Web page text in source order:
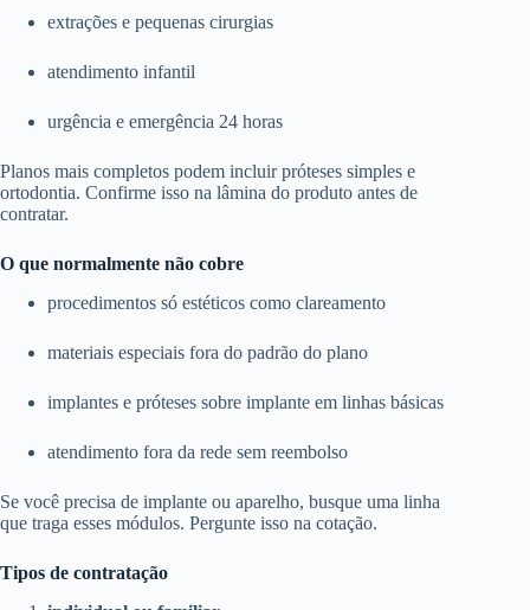
extrações e pequenas cirurgias
atendimento infantil
urgência e emergência 24 horas
Planos mais completos podem incluir próteses simples e
ortodontia. Confirme isso na lâmina do produto antes de
contratar.
O que normalmente não cobre
procedimentos só estéticos como clareamento
materiais especiais fora do padrão do plano
implantes e próteses sobre implante em linhas básicas
atendimento fora da rede sem reembolso
Se você precisa de implante ou aparelho, busque uma linha
que traga esses módulos. Pergunte isso na cotação.
Tipos de contratação